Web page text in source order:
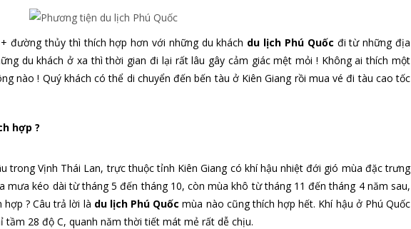
đường thủy thì thích hợp hơn với những du khách du lịch Phú Quốc đi từ những địa
du khách ở xa thì thời gian đi lại rất lâu gây cảm giác mệt mỏi ! Không ai thích một
nào ! Quý khách có thể di chuyển đến bến tàu ở Kiên Giang rồi mua vé đi tàu cao tốc
hợp ?
trong Vịnh Thái Lan, trực thuộc tỉnh Kiên Giang có khí hậu nhiệt đới gió mùa đặc trưng
mưa kéo dài từ tháng 5 đến tháng 10, còn mùa khô từ tháng 11 đến tháng 4 năm sau,
? Câu trả lời là du lịch Phú Quốc mùa nào cũng thích hợp hết. Khí hậu ở Phú Quốc
28 độ C, quanh năm thời tiết mát mẻ rất dễ chịu.